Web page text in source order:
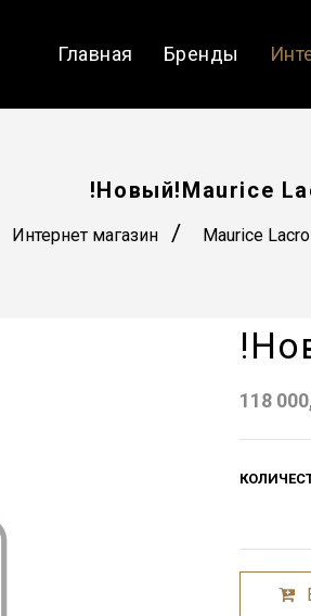
Главная Бренды
!Новый!Maurice
Интернет магазин / Maurice
118